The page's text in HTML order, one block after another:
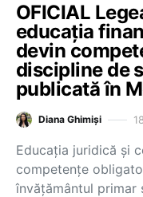
OFICIAL
educația
devin
discipline de
publicată în
Diana Ghimiși
Educația juridică și
competențe
învățământul primar